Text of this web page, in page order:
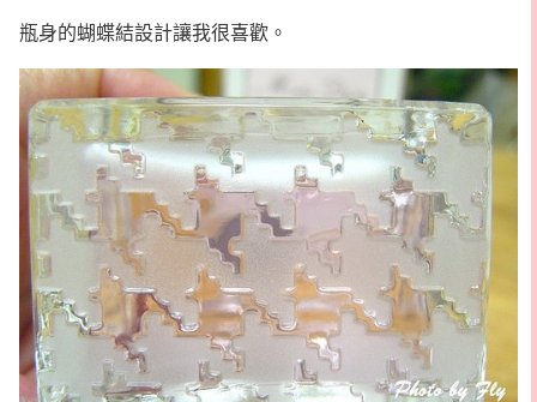
瓶身的蝴蝶結設計讓我很喜歡。